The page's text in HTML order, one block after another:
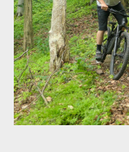
Zadní stavba má o jeden
Zadní stavba má o jeden
Zadní stavba má o jeden